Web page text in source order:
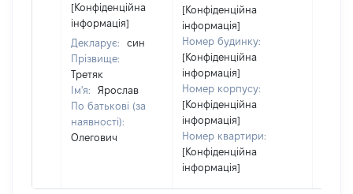
[Конфіденційна
інформація]
Декларує:
син
Прізвище:
Третяк
Ім'я:
Ярослав
По батькові (за
наявності):
Олегович
[Конфіденційна
інформація]
Номер будинку:
[Конфіденційна
інформація]
Номер корпусу:
[Конфіденційна
інформація]
Номер квартири:
[Конфіденційна
інформація]